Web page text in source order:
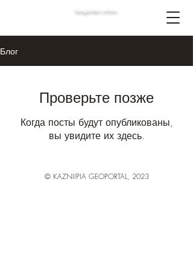
kazgarden.online
Блог
Проверьте позже
Когда посты будут опубликованы,
вы увидите их здесь.
© KAZNIIPIA GEOPORTAL, 2023